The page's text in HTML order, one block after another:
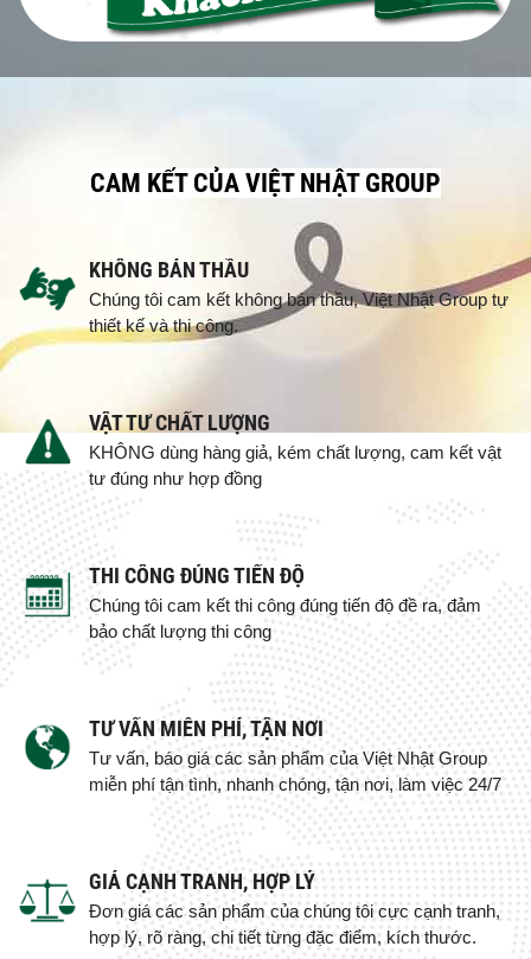
CAM KẾT CỦA VIỆT NHẬT GROUP
KHÔNG BÁN THẦU
Chúng tôi cam kết không bán thầu, Việt Nhật Group tự
thiết kế và thi công.
VẬT TƯ CHẤT LƯỢNG
KHÔNG dùng hàng giả, kém chất lượng, cam kết vật
tư đúng như hợp đồng
THI CÔNG ĐÚNG TIẾN ĐỘ
Chúng tôi cam kết thi công đúng tiến độ đề ra, đảm
bảo chất lượng thi công
TƯ VẤN MIỄN PHÍ, TẬN NƠI
Tư vấn, báo giá các sản phẩm của Việt Nhật Group
miễn phí tận tình, nhanh chóng, tận nơi, làm việc 24/7
GIÁ CẠNH TRANH, HỢP LÝ
Đơn giá các sản phẩm của chúng tôi cực cạnh tranh,
hợp lý, rõ ràng, chi tiết từng đặc điểm, kích thước.